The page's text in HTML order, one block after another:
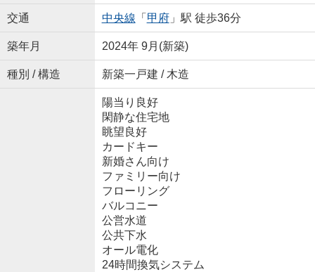
交通 中央線 「 甲府」駅 徒歩36分
築年月 2024年 9月(新築)
種別 / 構造 新築一戸建 / 木造
陽当り良好
閑静な住宅地
眺望良好
カードキー
新婚さん向け
ファミリー向け
フローリング
バルコニー
公営水道
公共下水
オール電化
24時間換気システム